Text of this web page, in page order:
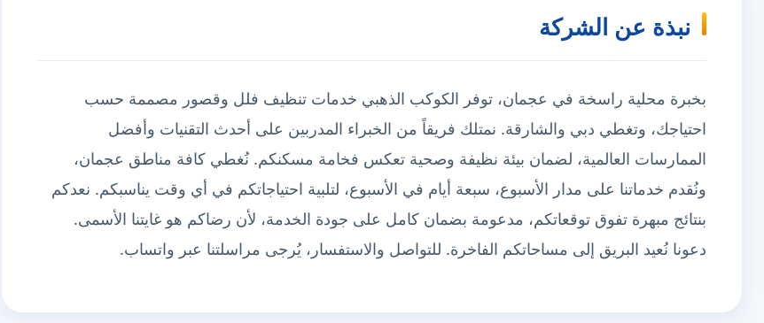
نبذة عن الشركة
بخبرة محلية راسخة في عجمان، توفر الكوكب الذهبي خدمات تنظيف فلل وقصور مصممة حسب
احتياجك، وتغطي دبي والشارقة. نمتلك فريقاً من الخبراء المدربين على أحدث التقنيات وأفضل
الممارسات العالمية، لضمان بيئة نظيفة وصحية تعكس فخامة مسكنكم. نُغطي كافة مناطق عجمان،
ونُقدم خدماتنا على مدار الأسبوع، سبعة أيام في الأسبوع، لتلبية احتياجاتكم في أي وقت يناسبكم. نعدكم
بنتائج مبهرة تفوق توقعاتكم، مدعومة بضمان كامل على جودة الخدمة، لأن رضاكم هو غايتنا الأسمى.
دعونا نُعيد البريق إلى مساحاتكم الفاخرة. للتواصل والاستفسار، يُرجى مراسلتنا عبر واتساب.